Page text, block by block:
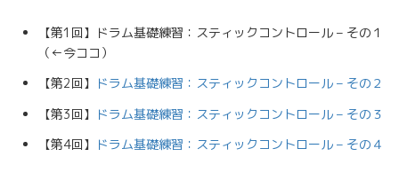
【第1回】ドラム基礎練習：スティックコントロール – その１
（←今ココ）
【第2回】 ドラム基礎練習：スティックコントロール – その２
【第3回】 ドラム基礎練習：スティックコントロール – その３
【第4回】 ドラム基礎練習：スティックコントロール – その４